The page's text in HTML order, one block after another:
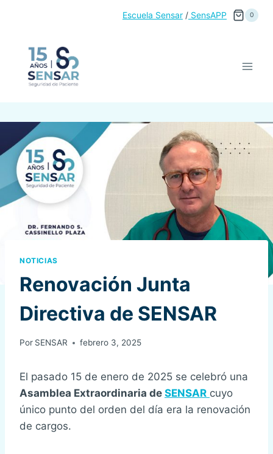
Escuela Sensar/SensAPP 0
NOTICIAS
Renovación Junta
Directiva de SENSAR
Por SENSAR febrero 3, 2025
El pasado 15 de enero de 2025 se celebró una
Asamblea Extraordinaria de SENSAR cuyo
único punto del orden del día era la renovación
de cargos.